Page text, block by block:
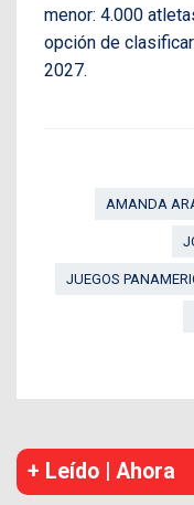
menor: 4.000
opción de
2027.
AMANDA
JUEGOS
+ Leído | Ahora